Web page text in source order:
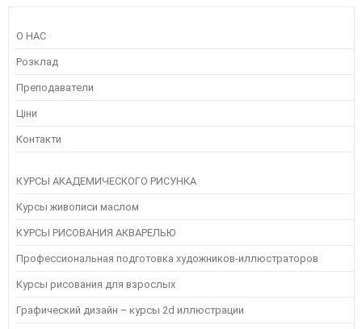
О НАС
Розклад
Преподаватели
Ціни
Контакти
КУРСЫ АКАДЕМИЧЕСКОГО РИСУНКА
Курсы живописи маслом
КУРСЫ РИСОВАНИЯ АКВАРЕЛЬЮ
Профессиональная подготовка художников-иллюстраторов
Курсы рисования для взрослых
Графический дизайн – курсы 2d иллюстрации